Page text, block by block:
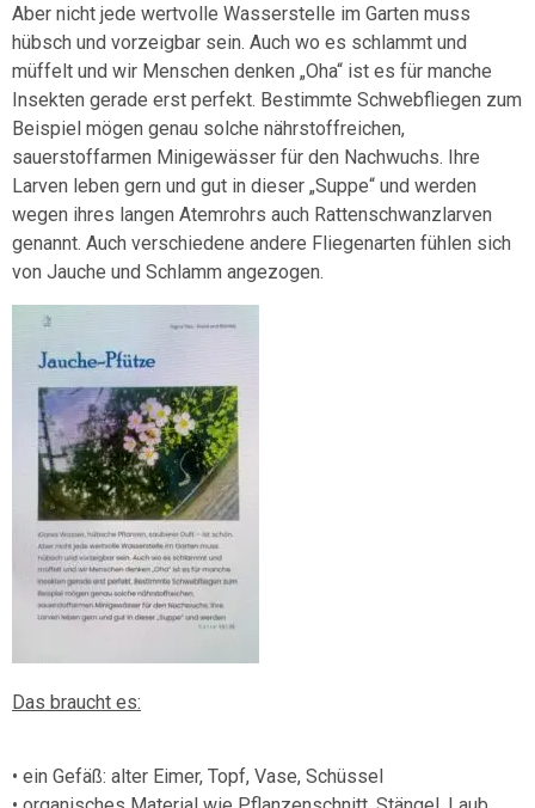
Aber nicht jede wertvolle Wasserstelle im Garten muss
hübsch und vorzeigbar sein. Auch wo es schlammt und
müffelt und wir Menschen denken „Oha“ ist es für manche
Insekten gerade erst perfekt. Bestimmte Schwebfliegen zum
Beispiel mögen genau solche nährstoffreichen,
sauerstoffarmen Minigewässer für den Nachwuchs. Ihre
Larven leben gern und gut in dieser „Suppe“ und werden
wegen ihres langen Atemrohrs auch Rattenschwanzlarven
genannt. Auch verschiedene andere Fliegenarten fühlen sich
von Jauche und Schlamm angezogen.
Das braucht es:
• ein Gefäß: alter Eimer, Topf, Vase, Schüssel